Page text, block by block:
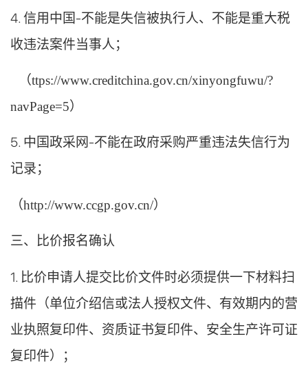
4. 信用中国-不能是失信被执行人、不能是重大税
收违法案件当事人；
（ttps://www.creditchina.gov.cn/xinyongfuwu/?
navPage=5）
5. 中国政采网-不能在政府采购严重违法失信行为
记录；
（http://www.ccgp.gov.cn/）
三、比价报名确认
1. 比价申请人提交比价文件时必须提供一下材料扫
描件（单位介绍信或法人授权文件、有效期内的营
业执照复印件、资质证书复印件、安全生产许可证
复印件）；